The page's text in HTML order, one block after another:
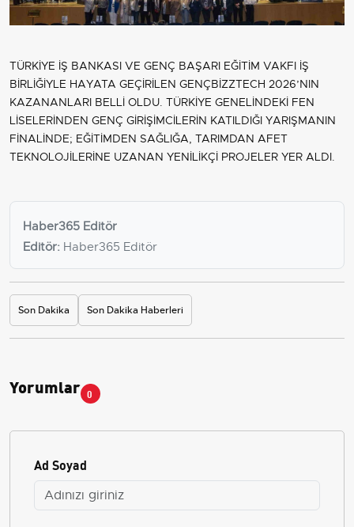
TÜRKİYE İŞ BANKASI VE GENÇ BAŞARI EĞİTİM VAKFI İŞ
BİRLİĞİYLE HAYATA GEÇİRİLEN GENÇBİZZTECH 2026’NIN
KAZANANLARI BELLİ OLDU. TÜRKİYE GENELİNDEKİ FEN
LİSELERİNDEN GENÇ GİRİŞİMCİLERİN KATILDIĞI YARIŞMANIN
FİNALİNDE; EĞİTİMDEN SAĞLIĞA, TARIMDAN AFET
TEKNOLOJİLERİNE UZANAN YENİLİKÇİ PROJELER YER ALDI.
Haber365 Editör
Editör: Haber365 Editör
Son Dakika Son Dakika Haberleri
Yorumlar 0
Ad Soyad